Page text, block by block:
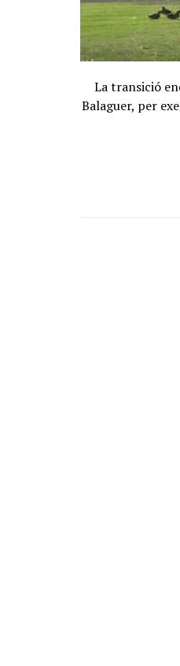
La transició
Balaguer, per